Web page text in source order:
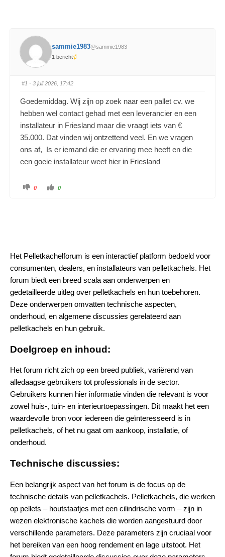
sammie1983@sammie1983
1 bericht
#1 · 3 juli 2026, 17:42
Goedemiddag. Wij zijn op zoek naar een pallet cv. we
hebben wel contact gehad met een leverancier en een
installateur in Friesland maar die vraagt iets van €
35.000. Dat vinden wij ontzettend veel. En we vragen
ons af, Is er iemand die er ervaring mee heeft en die
een goeie installateur weet hier in Friesland
0 0
Het Pelletkachelforum is een interactief platform bedoeld voor
consumenten, dealers, en installateurs van pelletkachels. Het
forum biedt een breed scala aan onderwerpen en
gedetailleerde uitleg over pelletkachels en hun toebehoren.
Deze onderwerpen omvatten technische aspecten,
onderhoud, en algemene discussies gerelateerd aan
pelletkachels en hun gebruik.
Doelgroep en inhoud:
Het forum richt zich op een breed publiek, variërend van
alledaagse gebruikers tot professionals in de sector.
Gebruikers kunnen hier informatie vinden die relevant is voor
zowel huis-, tuin- en interieurtoepassingen. Dit maakt het een
waardevolle bron voor iedereen die geïnteresseerd is in
pelletkachels, of het nu gaat om aankoop, installatie, of
onderhoud​.
Technische discussies:
Een belangrijk aspect van het forum is de focus op de
technische details van pelletkachels. Pelletkachels, die werken
op pellets – houtstaafjes met een cilindrische vorm – zijn in
wezen elektronische kachels die worden aangestuurd door
verschillende parameters. Deze parameters zijn cruciaal voor
het bereiken van een hoog rendement en lage uitstoot. Het